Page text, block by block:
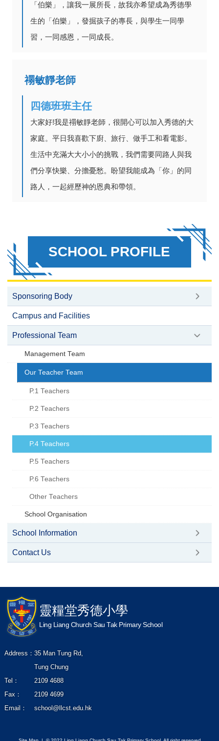
「伯樂」，讓我一展所長，故我亦希望成為秀德學
生的「伯樂」，發掘孩子的專長，與學生一同學
習，一同感恩，一同成長。
禤敏靜老師
四德班班主任
大家好!我是禤敏靜老師，很開心可以加入秀德的大
家庭。平日我喜歡下廚、旅行、做手工和看電影。
生活中充滿大大小小的挑戰，我們需要同路人與我
們分享快樂、分擔憂愁。盼望我能成為「你」的同
路人，一起經歷神的恩典和帶領。
SCHOOL PROFILE
Sponsoring Body
Campus and Facilities
Professional Team
Management Team
Our Teacher Team
P.1 Teachers
P.2 Teachers
P.3 Teachers
P.4 Teachers
P.5 Teachers
P.6 Teachers
Other Teachers
School Organisation
School Information
Contact Us
靈糧堂秀德小學
Ling Liang Church Sau Tak Primary School
Address： 35 Man Tung Rd,
Tung Chung
Tel：
2109 4688
Fax：
2109 4699
Email：
school@llcst.edu.hk